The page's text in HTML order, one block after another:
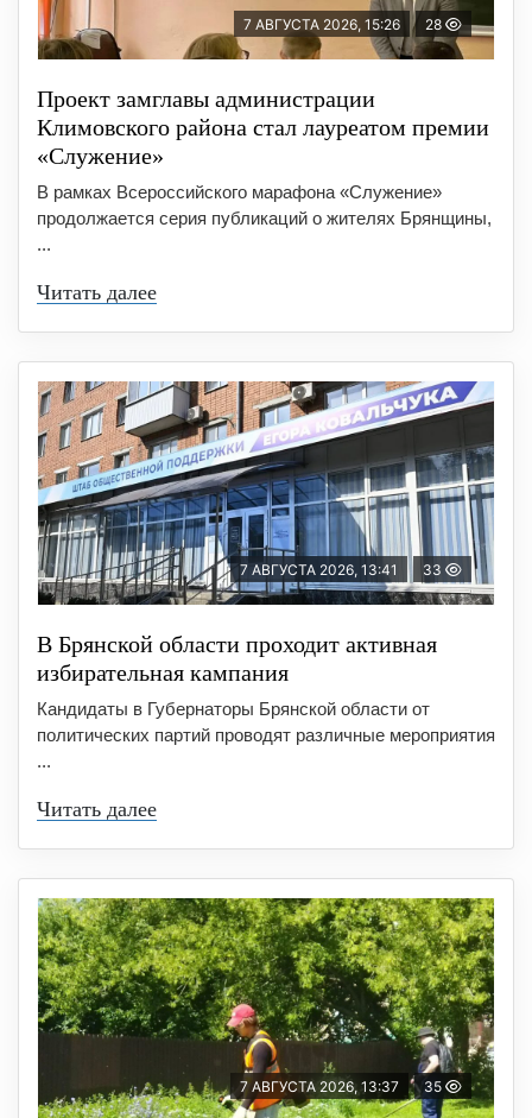
7 АВГУСТА 2026, 15:26 28
Проект замглавы администрации
Климовского района стал лауреатом премии
«Служение»
В рамках Всероссийского марафона «Служение»
продолжается серия публикаций о жителях Брянщины,
...
Читать далее
7 АВГУСТА 2026, 13:41 33
В Брянской области проходит активная
избирательная кампания
Кандидаты в Губернаторы Брянской области от
политических партий проводят различные мероприятия
...
Читать далее
7 АВГУСТА 2026, 13:37 35